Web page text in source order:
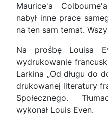
Maurice'a
nabył inne prace
na ten sam temat.
Na prośbę Louisa
wydrukowanie
Larkina „Od długu do
drukowanej literatury
Społecznego.
wykonał Louis Even.